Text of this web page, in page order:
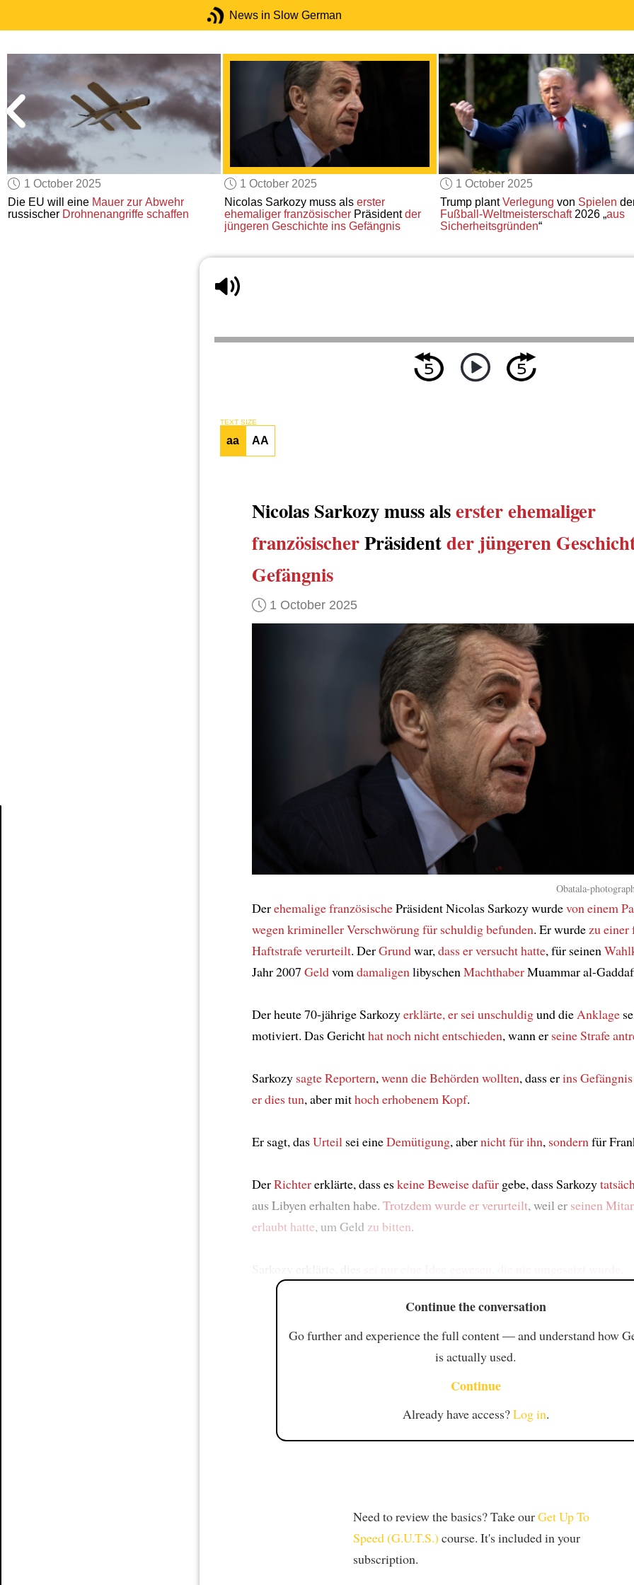
News in Slow German
1 October 2025
Die EU will eine Mauer zur Abwehr
russischer Drohnenangriffe schaffen
1 October 2025
Nicolas Sarkozy muss als erster
ehemaliger französischerPräsidentder
jüngeren Geschichte ins Gefängnis
1 October 2025
Trump plantVerlegung von Spielen
Fußball-Weltmeisterschaft2026 „aus
Sicherheitsgründen“
TEXT SIZE
aa AA
Nicolas Sarkozy muss alserster ehemaliger
französischerPräsidentder jüngeren
Gefängnis
1 October 2025
Obatala-
Derehemalige französischePräsident Nicolas Sarkozy wurdevon einem
wegen krimineller Verschwörungfür schuldig befunden. Er wurde zu
Haftstrafeverurteilt. DerGrundwar, dass er versucht hatte, für seinen
Jahr 2007 Geldvom damaligen libyschen MachthaberMuammar al-
Der heute 70-jährige Sarkozyerklärte, er sei unschuldigund die Anklage
motiviert. Das Gerichthat noch nicht entschieden, wann er seine Strafe
Sarkozy sagte Reportern, wenn die Behörden wollten, dass erins
er dies tun, aber mithoch erhobenem Kopf.
Er sagt, dasUrteil sei eineDemütigung, abernicht für ihn, sondern für
DerRichtererklärte, dass eskeine Beweise dafür gebe, dass Sarkozy
aus Libyen erhalten habe. Trotzdem wurde er verurteilt, weil er seinen
erlaubt hatte, um Geld zu bitten.
Continue the conversation
Go further and experience the full content — and understand how
is actually used.
Continue
Already have access?Log in.
Need to review the basics? Take ourGet Up To
Speed (G.U.T.S.) course. It's included in your
subscription.